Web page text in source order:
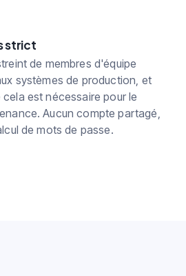
strict
de membres d'équipe
systèmes de production, et
est nécessaire pour le
Aucun compte partagé,
de mots de passe.